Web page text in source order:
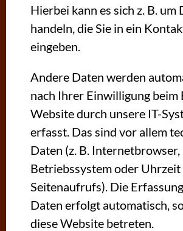
Hierbei kann es sich z. B. um
handeln, die Sie in ein
eingeben.
Andere Daten werden
nach Ihrer Einwilligung beim
Website durch unsere IT-
erfasst. Das sind vor allem
Daten (z. B. Internetbrowser,
Betriebssystem oder Uhrzeit
Seitenaufrufs). Die
Daten erfolgt automatisch,
diese Website betreten.